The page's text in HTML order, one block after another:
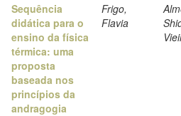
Sequência
didática para o
ensino da física
térmica: uma
proposta
baseada nos
princípios da
andragogia
Frigo,
Flavia